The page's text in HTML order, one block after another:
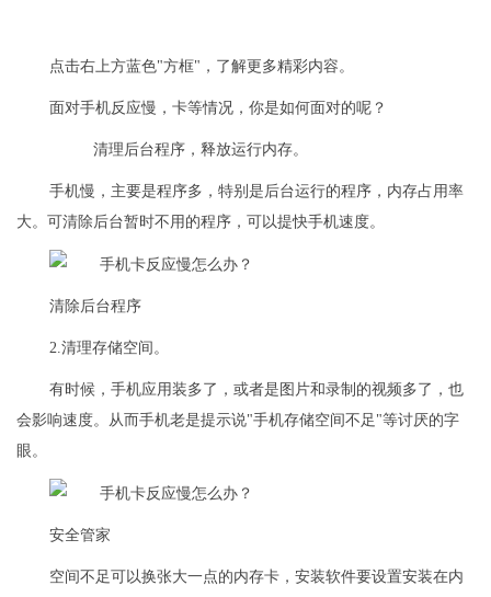
点击右上方蓝色"方框"，了解更多精彩内容。
面对手机反应慢，卡等情况，你是如何面对的呢？
清理后台程序，释放运行内存。
手机慢，主要是程序多，特别是后台运行的程序，内存占用率
大。可清除后台暂时不用的程序，可以提快手机速度。
清除后台程序
2.清理存储空间。
有时候，手机应用装多了，或者是图片和录制的视频多了，也
会影响速度。从而手机老是提示说"手机存储空间不足"等讨厌的字
眼。
安全管家
空间不足可以换张大一点的内存卡，安装软件要设置安装在内